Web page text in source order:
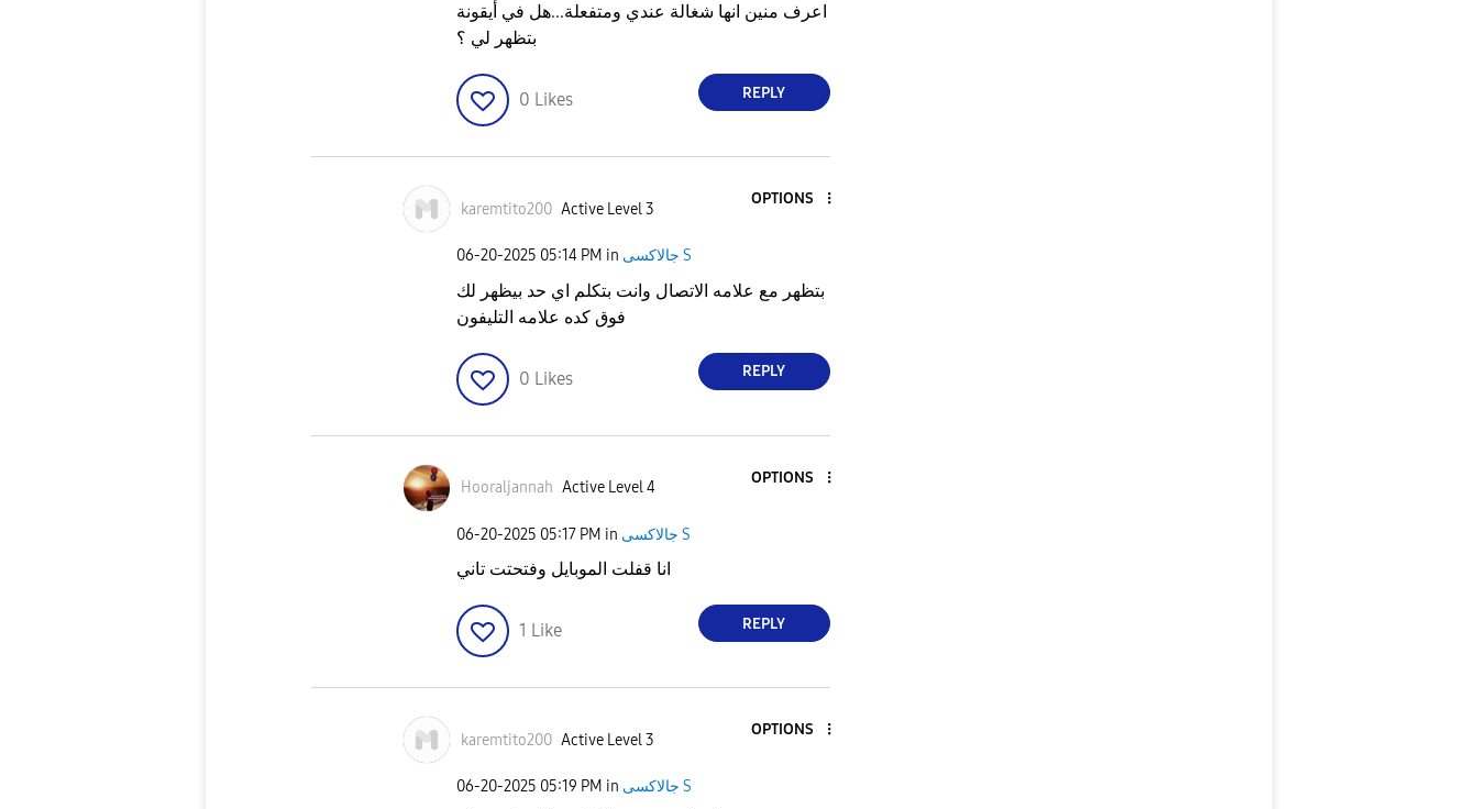
اعرف منين انها شغالة عندي ومتفعلة...هل في أيقونة
بتظهر لي ؟
0 Likes REPLY
karemtito200 Active Level 3
OPTIONS
‎06-20-2025 05:14 PM in جالاكسى S
بتظهر مع علامه الاتصال وانت بتكلم اي حد بيظهر لك
فوق كده علامه التليفون
0 Likes REPLY
Hooraljannah Active Level 4
OPTIONS
‎06-20-2025 05:17 PM in جالاكسى S
انا قفلت الموبايل وفتحتت تاني
1 Like REPLY
karemtito200 Active Level 3
OPTIONS
‎06-20-2025 05:19 PM in جالاكسى S